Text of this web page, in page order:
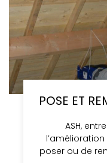
POSE ET
ASH,
poser ou de